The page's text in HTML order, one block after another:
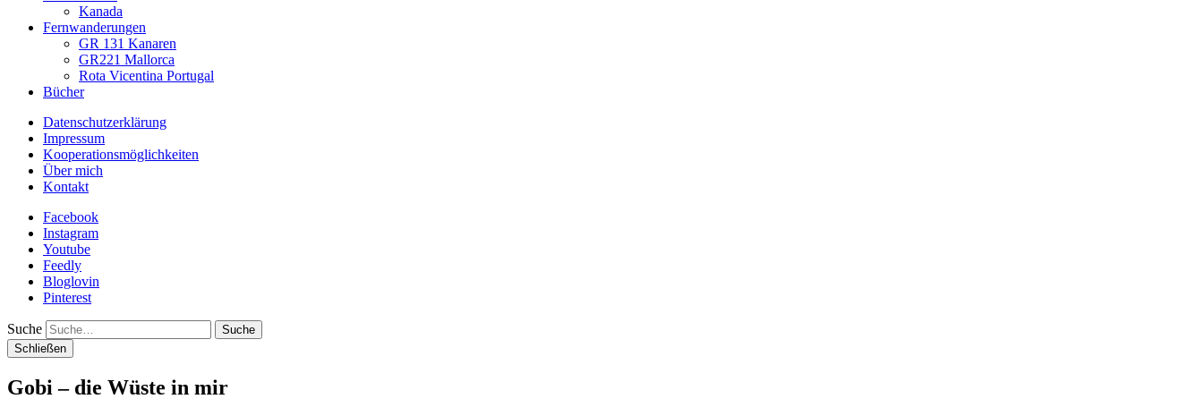
Kanada
Fernwanderungen
GR 131 Kanaren
GR221 Mallorca
Rota Vicentina Portugal
Bücher
Datenschutzerklärung
Impressum
Kooperationsmöglichkeiten
Über mich
Kontakt
Facebook
Instagram
Youtube
Feedly
Bloglovin
Pinterest
Suche
Schließen
Gobi – die Wüste in mir